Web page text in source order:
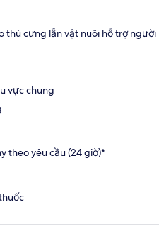
thú cưng lẫn vật nuôi hỗ trợ người
vực chung
theo yêu cầu (24 giờ)*